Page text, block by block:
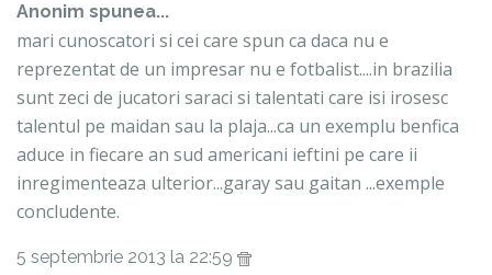
Anonim spunea...
mari cunoscatori si cei care spun ca daca nu e
reprezentat de un impresar nu e fotbalist....in brazilia
sunt zeci de jucatori saraci si talentati care isi irosesc
talentul pe maidan sau la plaja...ca un exemplu benfica
aduce in fiecare an sud americani ieftini pe care ii
inregimenteaza ulterior...garay sau gaitan ...exemple
concludente.
5 septembrie 2013 la 22:59